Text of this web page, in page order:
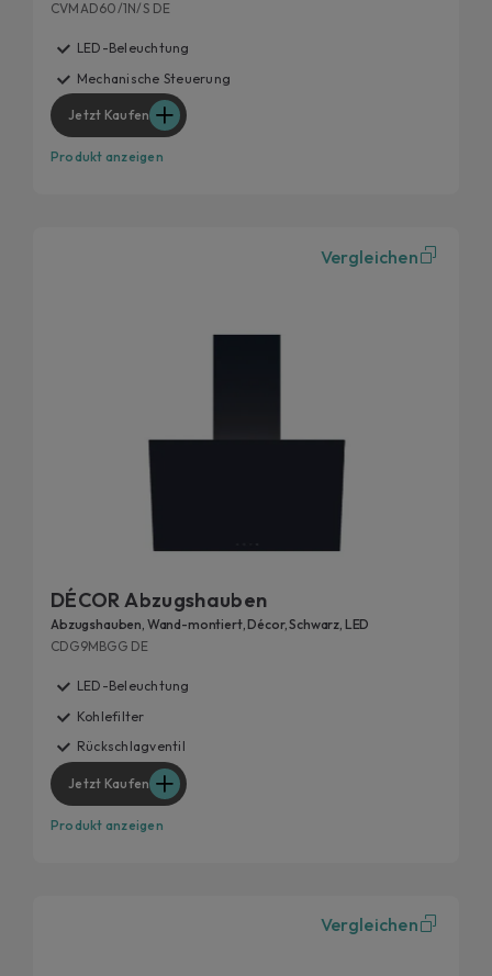
CVMAD60/1N/S DE
LED-Beleuchtung
Mechanische Steuerung
Jetzt Kaufen
Produkt anzeigen
Vergleichen
DÉCOR Abzugshauben
Abzugshauben, Wand-montiert, Décor, Schwarz, LED
CDG9MBGG DE
LED-Beleuchtung
Kohlefilter
Rückschlagventil
Jetzt Kaufen
Produkt anzeigen
Vergleichen